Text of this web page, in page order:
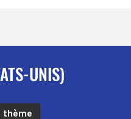
UNIS)
thème